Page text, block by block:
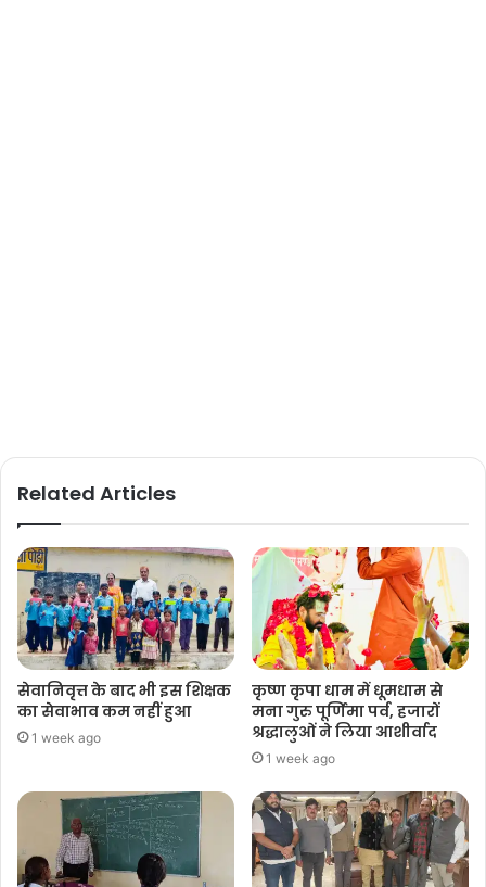
Related Articles
सेवानिवृत्त के बाद भी इस शिक्षक
का सेवाभाव कम नहीं हुआ
1 week ago
कृष्ण कृपा धाम में धूमधाम से
मना गुरु पूर्णिमा पर्व, हजारों
श्रद्धालुओं ने लिया आशीर्वाद
1 week ago